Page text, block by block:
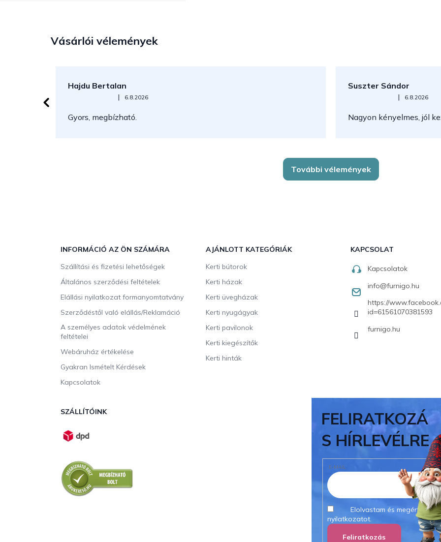
Vásárlói vélemények
Hajdu Bertalan
Az áruház értékelése 5-ből 5 csillag.
| 6.8.2026
Gyors, megbízható.
Suszter Sándor
Az áruház értékelése 5-ből
| 6.8.2026
Nagyon kényelmes, jól
További vélemények
INFORMÁCIÓ AZ ÖN SZÁMÁRA
Szállítási és fizetési lehetőségek
Általános szerződési feltételek
Elállási nyilatkozat formanyomtatvány
Szerződéstől való elállás/Reklamáció
A személyes adatok védelmének
feltételei
Webáruház értékelése
Gyakran Ismételt Kérdések
Kapcsolatok
AJÁNLOTT KATEGÓRIÁK
Kerti bútorok
Kerti házak
Kerti üvegházak
Kerti nyugágyak
Kerti pavilonok
Kerti kiegészítők
Kerti hinták
KAPCSOLAT
Kapcsolatok
info@furnigo.hu
https://
id=61561070381593
furnigo.hu
SZÁLLÍTÓINK
FELIRATKOZÁ
S HÍRLEVÉLRE
E-MAIL
Elolvastam és
nyilatkozatot.
Feliratkozás